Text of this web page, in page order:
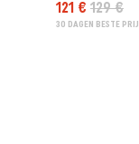
121 € 129 €
30 DAGEN BESTE